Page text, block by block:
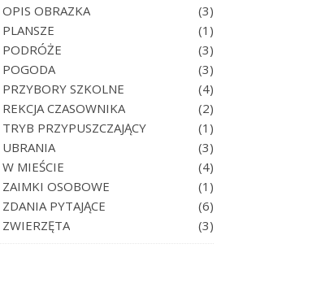
OPIS OBRAZKA
(3)
PLANSZE
(1)
PODRÓŻE
(3)
POGODA
(3)
PRZYBORY SZKOLNE
(4)
REKCJA CZASOWNIKA
(2)
TRYB PRZYPUSZCZAJĄCY
(1)
UBRANIA
(3)
W MIEŚCIE
(4)
ZAIMKI OSOBOWE
(1)
ZDANIA PYTAJĄCE
(6)
ZWIERZĘTA
(3)